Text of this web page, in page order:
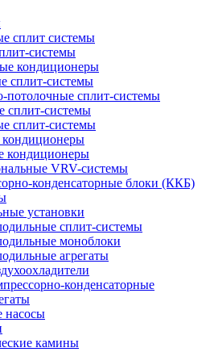
сплит системы
системы
кондиционеры
сплит-системы
потолочные сплит-системы
сплит-системы
сплит-системы
кондиционеры
VRV-системы
конденсаторные блоки (ККБ)
установки
сплит-системы
моноблоки
агрегаты
конденсаторные
насосы
камины